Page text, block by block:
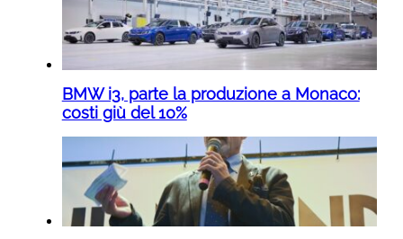
BMW i3, parte la produzione a Monaco:
costi giù del 10%